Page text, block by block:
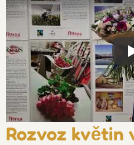
Rozvoz květin